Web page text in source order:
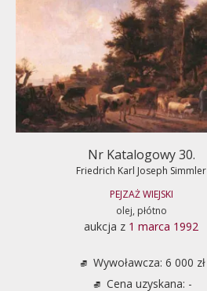
Nr Katalogowy 30.
Friedrich Karl Joseph Simmler
PEJZAŻ WIEJSKI
olej, płótno
aukcja z 1 marca 1992
Wywoławcza: 6 000 zł
Cena uzyskana: -